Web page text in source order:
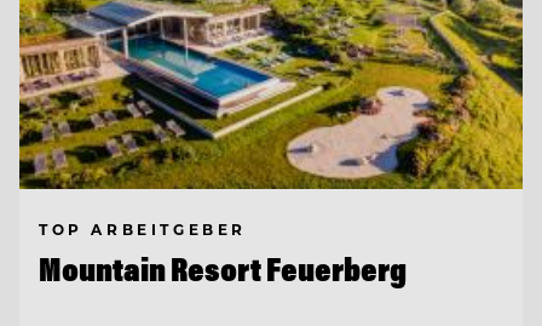
TOP ARBEITGEBER
Mountain Resort Feuerberg